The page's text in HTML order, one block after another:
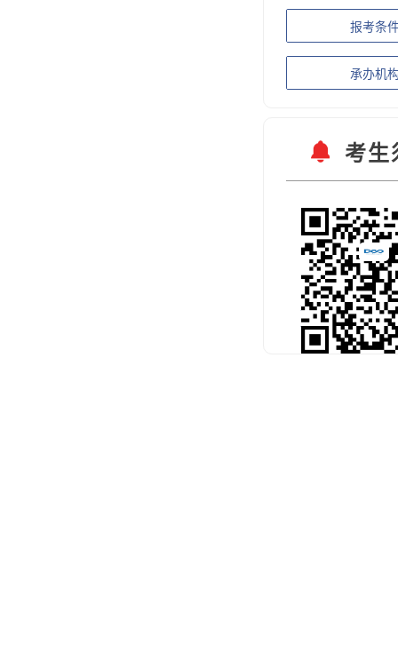
报考条
承办机
考生
扫码关注官
预约考试